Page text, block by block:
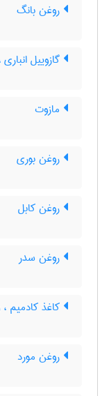
روغن بانگ
گازوییل
مازوت
روغن بوری
روغن کابل
روغن سدر
کاغذ کادمیم
روغن مورد